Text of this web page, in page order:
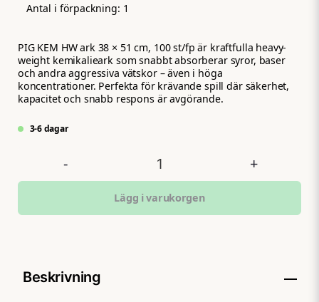
Antal i förpackning: 1
PIG KEM HW ark 38 × 51 cm, 100 st/fp är kraftfulla heavy-
weight kemikalieark som snabbt absorberar syror, baser
och andra aggressiva vätskor – även i höga
koncentrationer. Perfekta för krävande spill där säkerhet,
kapacitet och snabb respons är avgörande.
3-6 dagar
- +
Lägg i varukorgen
Beskrivning